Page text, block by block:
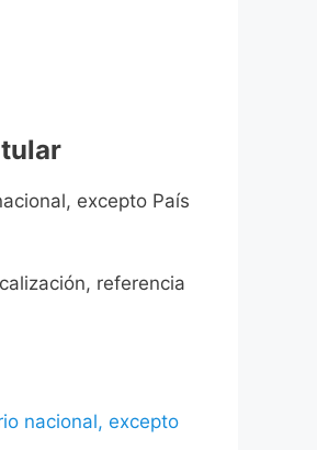
excepto País
referencia
nacional, excepto